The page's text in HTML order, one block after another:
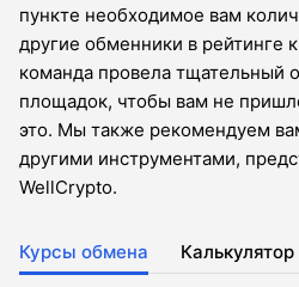
пункте необходимое вам
другие обменники в рейтинге
команда провела тщательный
площадок, чтобы вам не
это. Мы также рекомендуем
другими инструментами,
WellCrypto.
Курсы обмена Калькулятор